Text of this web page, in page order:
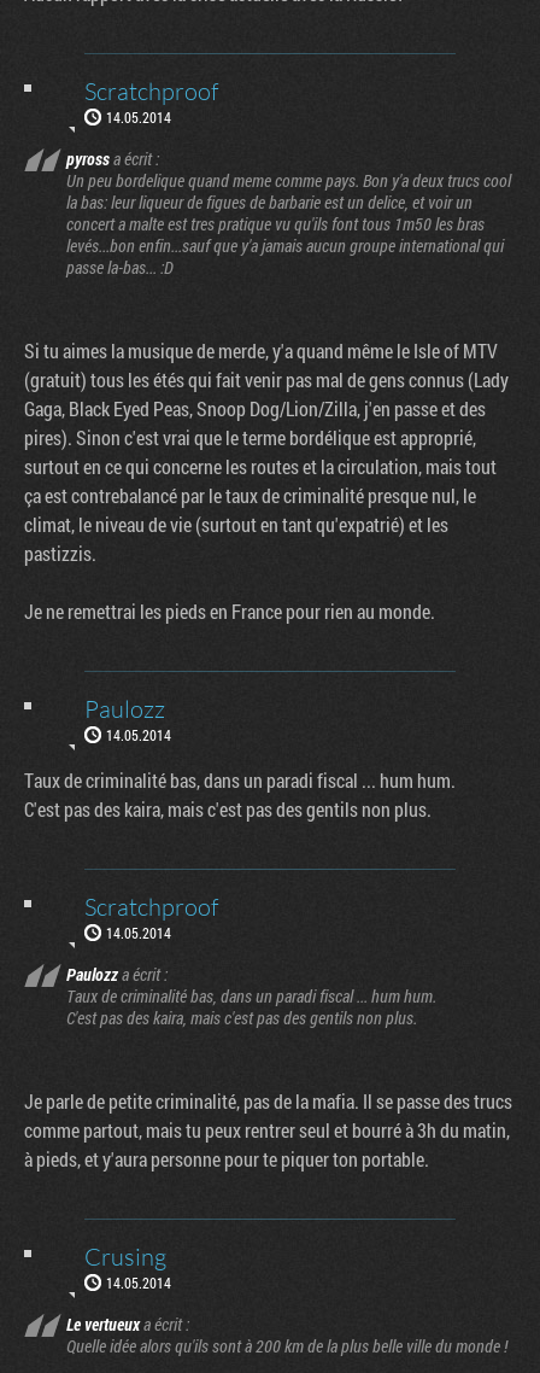
Scratchproof
14.05.2014
pyrossa écrit :
Un peu bordelique quand meme comme pays. Bon y'a deux trucs cool
la bas: leur liqueur de figues de barbarie est un delice, et voir un
concert a malte est tres pratique vu qu'ils font tous 1m50 les bras
levés...bon enfin...sauf que y'a jamais aucun groupe international qui
passe la-bas... :D
Si tu aimes la musique de merde, y'a quand même le Isle of MTV
(gratuit) tous les étés qui fait venir pas mal de gens connus (Lady
Gaga, Black Eyed Peas, Snoop Dog/Lion/Zilla, j'en passe et des
pires). Sinon c'est vrai que le terme bordélique est approprié,
surtout en ce qui concerne les routes et la circulation, mais tout
ça est contrebalancé par le taux de criminalité presque nul, le
climat, le niveau de vie (surtout en tant qu'expatrié) et les
pastizzis.
Je ne remettrai les pieds en France pour rien au monde.
Paulozz
14.05.2014
Taux de criminalité bas, dans un paradi fiscal ... hum hum.
C'est pas des kaira, mais c'est pas des gentils non plus.
Scratchproof
14.05.2014
Paulozza écrit :
Taux de criminalité bas, dans un paradi fiscal ... hum hum.
C'est pas des kaira, mais c'est pas des gentils non plus.
Je parle de petite criminalité, pas de la mafia. Il se passe des trucs
comme partout, mais tu peux rentrer seul et bourré à 3h du matin,
à pieds, et y'aura personne pour te piquer ton portable.
Crusing
14.05.2014
Le vertueuxa écrit :
Quelle idée alors qu'ils sont à 200 km de la plus belle ville du monde !